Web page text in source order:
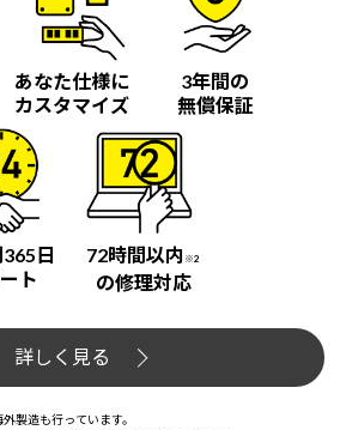
あなた仕様に
カスタマイズ
3年間の
無償保証
日
ト
72時間以内 ※2
の修理対応
詳しく見る
製造も行っています。